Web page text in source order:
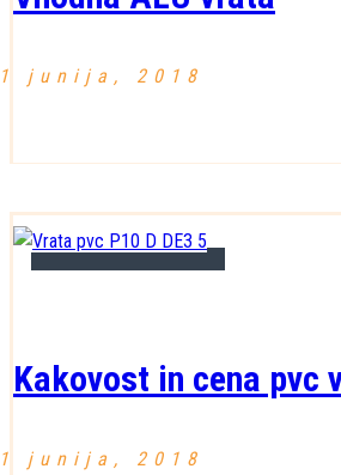
1 junija, 2018
Kakovost in cena pvc
1 junija, 2018